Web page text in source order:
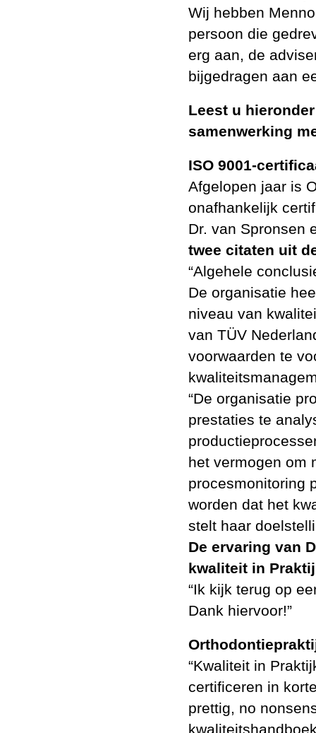
Wij hebben
persoon die
erg aan, de
bijgedragen aan
Leest u
samenwerking
ISO 9001-
Afgelopen jaar is
onafhankelijk
Dr. van Spronsen
twee citaten uit
“Algehele
De organisatie
niveau van
vanTÜV
voorwaarden te
“De organisatie
prestaties te
het vermogen om
procesmonitoring
worden dat het
stelt haar
De ervaring van
kwaliteit in
“Ik kijk terug op
Dank hiervoor!”
“Kwaliteit in
certificeren in
prettig, no